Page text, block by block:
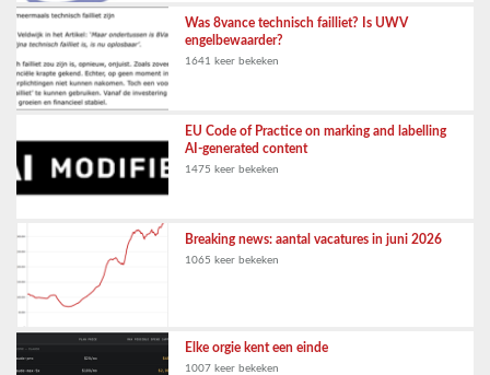
Was 8vance technisch failliet? Is UWV
engelbewaarder?
1641 keer bekeken
EU Code of Practice on marking and labelling
AI-generated content
1475 keer bekeken
Breaking news: aantal vacatures in juni 2026
1065 keer bekeken
Elke orgie kent een einde
1007 keer bekeken